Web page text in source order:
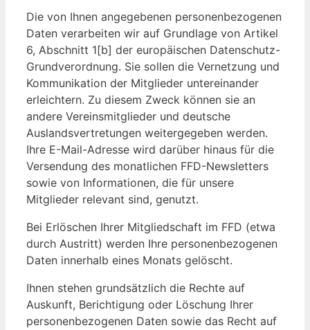
Die von Ihnen angegebenen personenbezogenen
Daten verarbeiten wir auf Grundlage von Artikel
6, Abschnitt 1[b] der europäischen Datenschutz-
Grundverordnung. Sie sollen die Vernetzung und
Kommunikation der Mitglieder untereinander
erleichtern. Zu diesem Zweck können sie an
andere Vereinsmitglieder und deutsche
Auslandsvertretungen weitergegeben werden.
Ihre E-Mail-Adresse wird darüber hinaus für die
Versendung des monatlichen FFD-Newsletters
sowie von Informationen, die für unsere
Mitglieder relevant sind, genutzt.
Bei Erlöschen Ihrer Mitgliedschaft im FFD (etwa
durch Austritt) werden Ihre personenbezogenen
Daten innerhalb eines Monats gelöscht.
Ihnen stehen grundsätzlich die Rechte auf
Auskunft, Berichtigung oder Löschung Ihrer
personenbezogenen Daten sowie das Recht auf